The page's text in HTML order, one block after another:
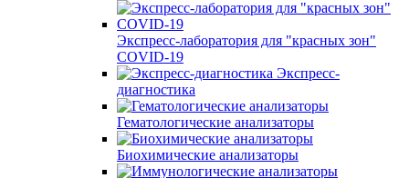
Экспресс-лаборатория для "красных зон"
COVID-19
Экспресс-
диагностика
Гематологические анализаторы
Биохимические анализаторы